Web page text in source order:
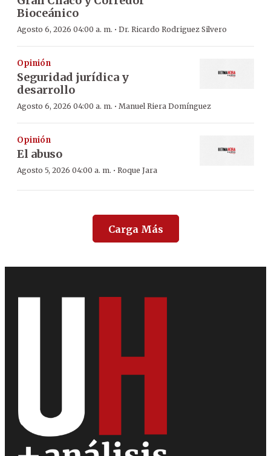
Bioceánico
Agosto 6, 2026 04:00 a. m. · Dr. Ricardo Rodriguez Silvero
Opinión
Seguridad jurídica y
desarrollo
Agosto 6, 2026 04:00 a. m. · Manuel Riera Domínguez
Opinión
El abuso
Agosto 5, 2026 04:00 a. m. · Roque Jara
Carga Más